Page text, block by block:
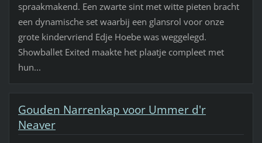
spraakmakend. Een zwarte sint met witte pieten bracht
een dynamische set waarbij een glansrol voor onze
grote kindervriend Edje Hoebe was weggelegd.
Showballet Exited maakte het plaatje compleet met
hun...
Gouden Narrenkap voor Ummer d'r
Neaver